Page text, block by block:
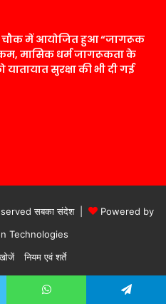
में आयोजित हुआ “जागरूक
मासिक धर्म जागरूकता के
यातायात सुरक्षा की भी दी गई
सबका संदेश |
Powered by
Technologies
नियम एवं शर्ते